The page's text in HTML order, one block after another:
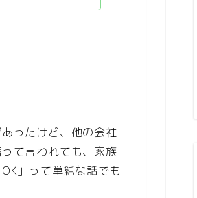
ったけど、他の会社
て言われても、家族
」って単純な話でも